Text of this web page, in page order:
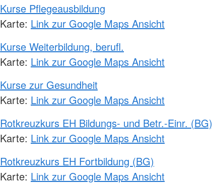
Kurse Pflegeausbildung
Karte: Link zur Google Maps Ansicht
Kurse Weiterbildung, berufl.
Karte: Link zur Google Maps Ansicht
Kurse zur Gesundheit
Karte: Link zur Google Maps Ansicht
Rotkreuzkurs EH Bildungs- und Betr.-Einr. (BG)
Karte: Link zur Google Maps Ansicht
Rotkreuzkurs EH Fortbildung (BG)
Karte: Link zur Google Maps Ansicht